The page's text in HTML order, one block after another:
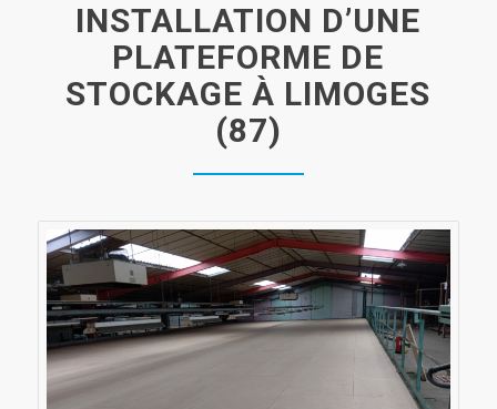
INSTALLATION D’UNE
PLATEFORME DE
STOCKAGE À LIMOGES
(87)